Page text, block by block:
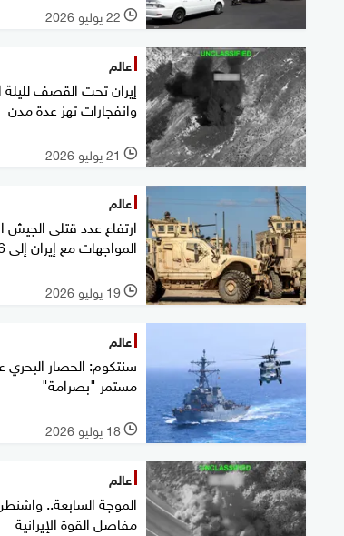
l 22 يوليو 2026
عالم
وانفجارات تهز عدة مدن
l 21 يوليو 2026
عالم
ارتفاع عدد قتلى الجيش
المواجهات مع إيران إلى 16
l 19 يوليو 2026
عالم
سنتكوم: الحصار البحري
مستمر "بصرامة"
l 18 يوليو 2026
عالم
الموجة السابعة..
مفاصل القوة الإيرانية